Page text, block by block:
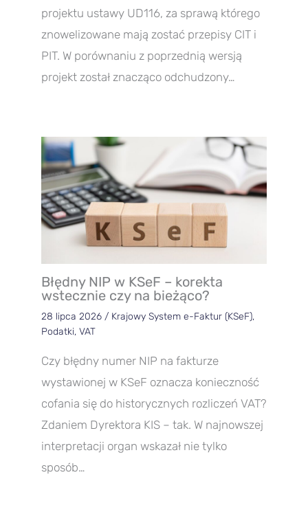
projektu ustawy UD116, za sprawą którego
znowelizowane mają zostać przepisy CIT i
PIT. W porównaniu z poprzednią wersją
projekt został znacząco odchudzony…
Błędny NIP w KSeF – korekta
wstecznie czy na bieżąco?
28 lipca 2026 / Krajowy System e-Faktur (KSeF),
Podatki, VAT
Czy błędny numer NIP na fakturze
wystawionej w KSeF oznacza konieczność
cofania się do historycznych rozliczeń VAT?
Zdaniem Dyrektora KIS – tak. W najnowszej
interpretacji organ wskazał nie tylko
sposób…